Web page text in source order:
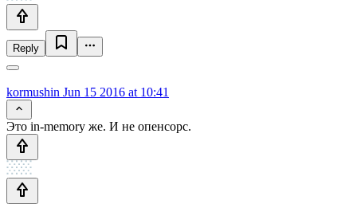
Reply
kormushin Jun 15 2016 at 10:41
Это in-memory же. И не опенсорс.